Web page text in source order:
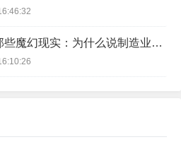
ERP上线的那些魔幻现实：为什么说制造业选型就像找对象？